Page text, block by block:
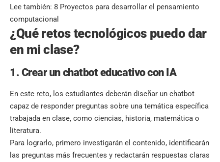
Lee también: 8 Proyectos para desarrollar el pensamiento
computacional
¿Qué retos tecnológicos puedo dar
en mi clase?
1. Crear un chatbot educativo con IA
En este reto, los estudiantes deberán diseñar un chatbot
capaz de responder preguntas sobre una temática específica
trabajada en clase, como ciencias, historia, matemática o
literatura.
Para lograrlo, primero investigarán el contenido, identificarán
las preguntas más frecuentes y redactarán respuestas claras